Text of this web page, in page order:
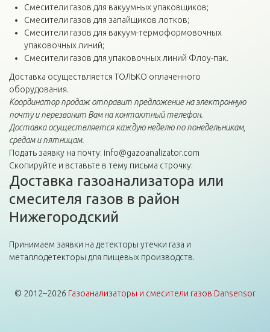
Смесители газов для вакуумных упаковщиков;
Смесители газов для запайщиков лотков;
Смесители газов для вакуум-термоформовочных
упаковочных линий;
Смесители газов для упаковочных линий Флоу-пак.
Доставка осуществляется ТОЛЬКО оплаченного
оборудования.
Координатор продаж отправит предложение на электронную
почту и перезвонит Вам на контактный телефон.
Доставка осуществляется каждую неделю по понедельникам,
средам и пятницам.
Подать заявку на почту: info@gazoanalizator.com
Скопируйте и вставьте в тему письма строчку:
Доставка газоанализатора или
смесителя газов в район
Нижегородский
Принимаем заявки на детекторы утечки газа и
металлодетекторы для пищевых производств.
© 2012–2026 Газоанализаторы и смесители газов Dansensor